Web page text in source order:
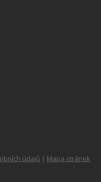
údajů | Mapa stránek